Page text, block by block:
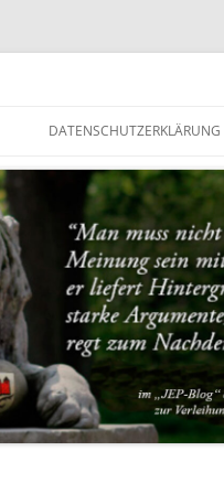
DATENSCHUTZERKLÄRUNG